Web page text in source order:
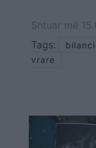
Shtuar më
Tags:
bilanci
vrare